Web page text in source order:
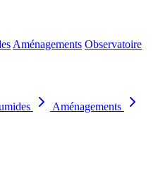
Aménagements Observatoire
Aménagements